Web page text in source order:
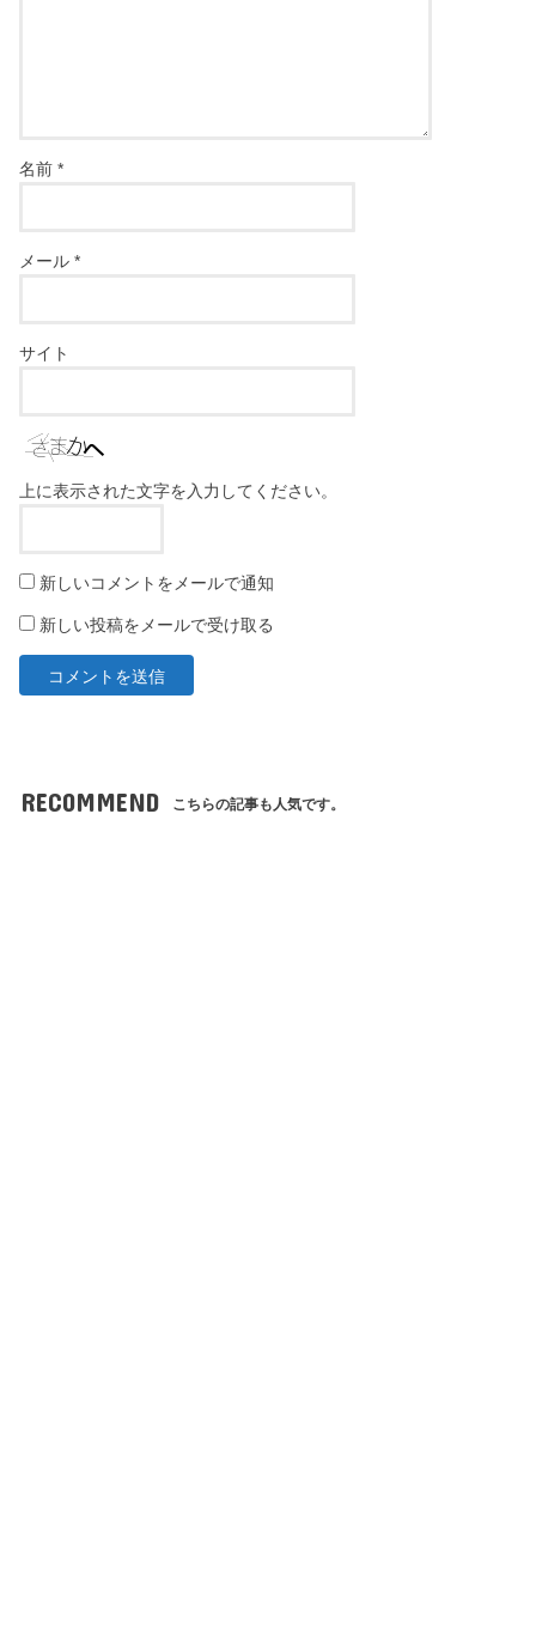
名前*
メール*
サイト
上に表示された文字を入力してください。
新しいコメントをメールで通知
新しい投稿をメールで受け取る
RECOMMEND こちらの記事も人気です。